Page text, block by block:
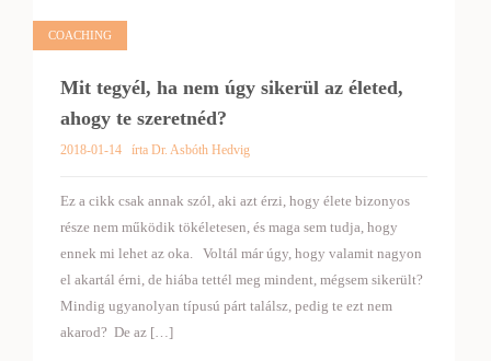
COACHING
Mit tegyél, ha nem úgy sikerül az életed,
ahogy te szeretnéd?
2018-01-14 írta Dr. Asbóth Hedvig
Ez a cikk csak annak szól, aki azt érzi, hogy élete bizonyos
része nem működik tökéletesen, és maga sem tudja, hogy
ennek mi lehet az oka. Voltál már úgy, hogy valamit nagyon
el akartál érni, de hiába tettél meg mindent, mégsem sikerült?
Mindig ugyanolyan típusú párt találsz, pedig te ezt nem
akarod? De az […]